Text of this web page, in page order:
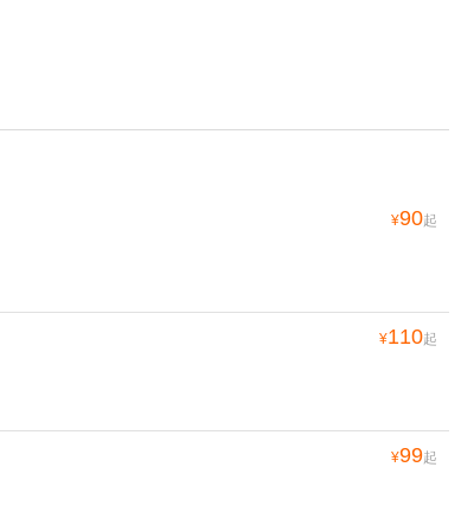
¥90起
¥110起
¥99起